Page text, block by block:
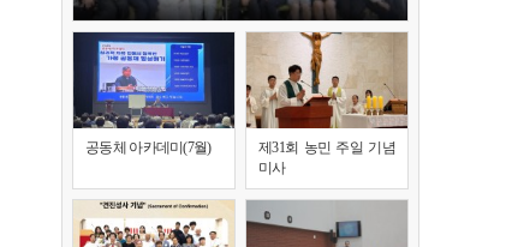
공동체 아카데미(7월)
제31회 농민 주일 기념
미사